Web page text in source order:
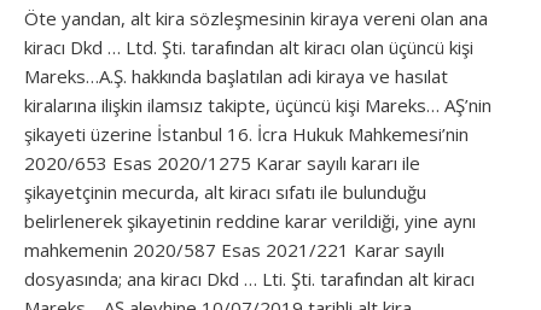
Öte yandan, alt kira sözleşmesinin kiraya vereni olan ana
kiracı Dkd … Ltd. Şti. tarafından alt kiracı olan üçüncü kişi
Mareks…A.Ş. hakkında başlatılan adi kiraya ve hasılat
kiralarına ilişkin ilamsız takipte, üçüncü kişi Mareks… AŞ’nin
şikayeti üzerine İstanbul 16. İcra Hukuk Mahkemesi’nin
2020/653 Esas 2020/1275 Karar sayılı kararı ile
şikayetçinin mecurda, alt kiracı sıfatı ile bulunduğu
belirlenerek şikayetinin reddine karar verildiği, yine aynı
mahkemenin 2020/587 Esas 2021/221 Karar sayılı
dosyasında; ana kiracı Dkd … Lti. Şti. tarafından alt kiracı